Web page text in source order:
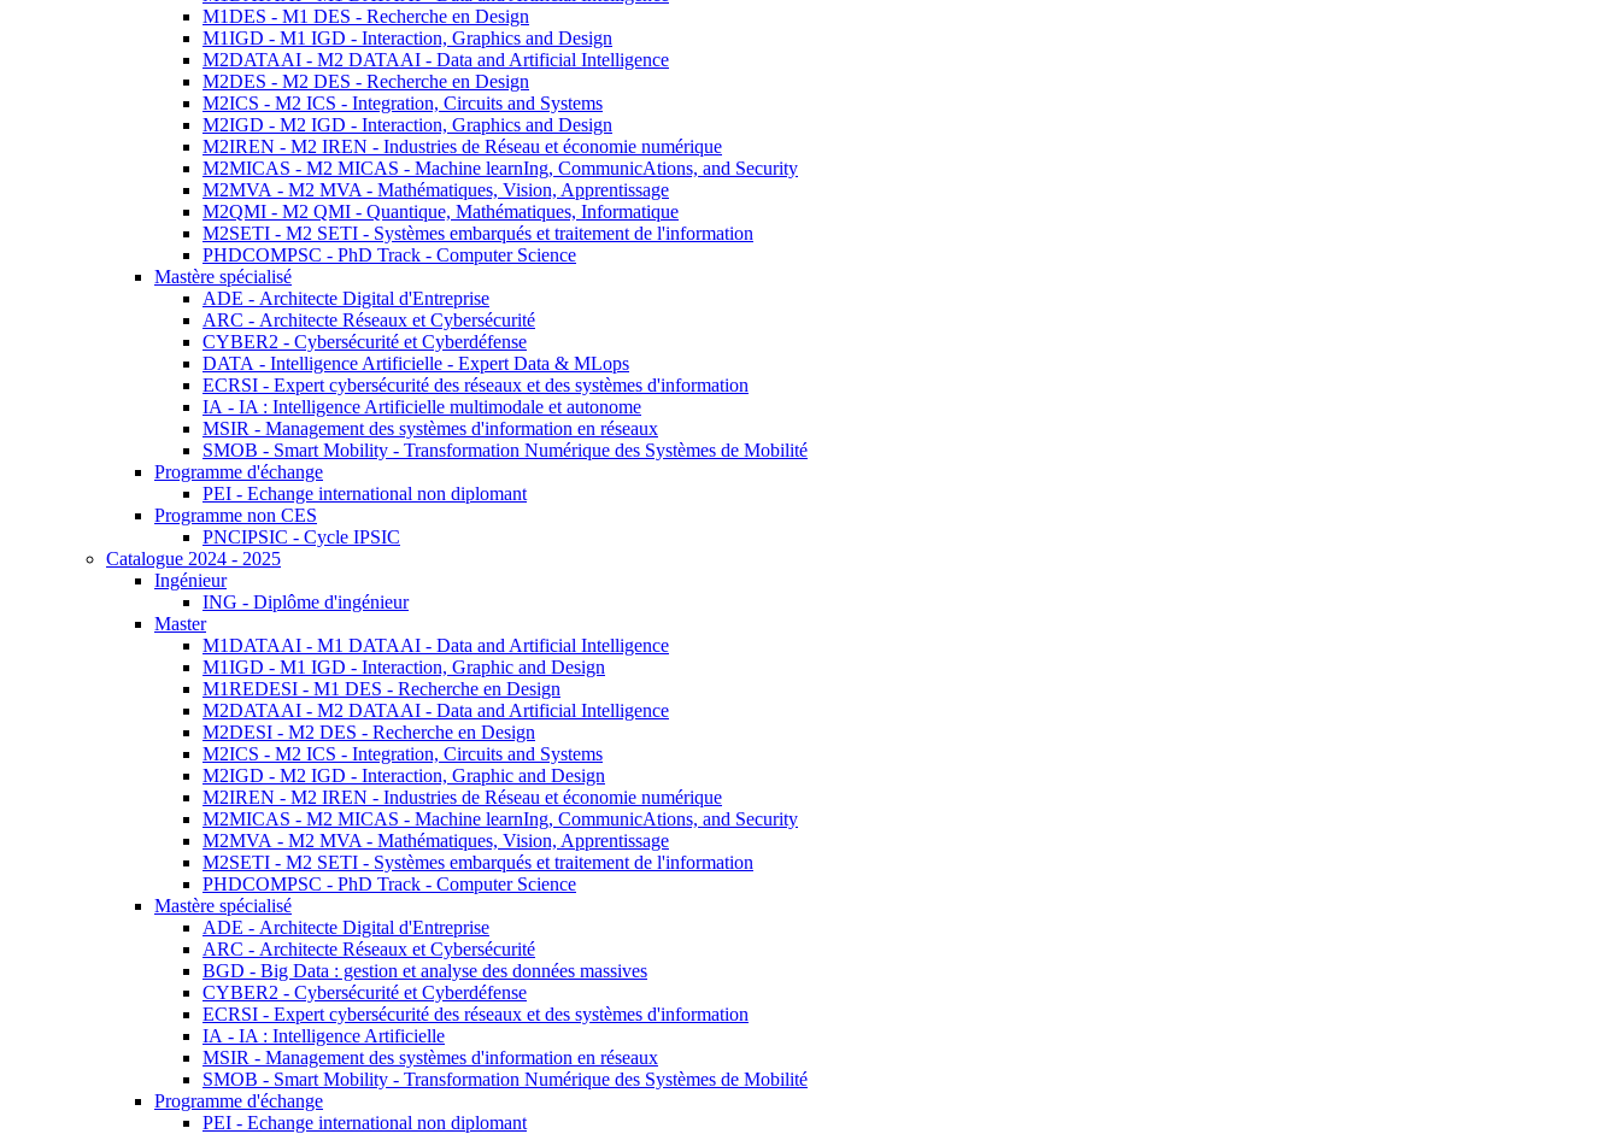
M1DES - M1 DES - Recherche en Design
M1IGD - M1 IGD - Interaction, Graphics and Design
M2DATAAI - M2 DATAAI - Data and Artificial Intelligence
M2DES - M2 DES - Recherche en Design
M2ICS - M2 ICS - Integration, Circuits and Systems
M2IGD - M2 IGD - Interaction, Graphics and Design
M2IREN - M2 IREN - Industries de Réseau et économie numérique
M2MICAS - M2 MICAS - Machine learnIng, CommunicAtions, and Security
M2MVA - M2 MVA - Mathématiques, Vision, Apprentissage
M2QMI - M2 QMI - Quantique, Mathématiques, Informatique
M2SETI - M2 SETI - Systèmes embarqués et traitement de l'information
PHDCOMPSC - PhD Track - Computer Science
Mastère spécialisé
ADE - Architecte Digital d'Entreprise
ARC - Architecte Réseaux et Cybersécurité
CYBER2 - Cybersécurité et Cyberdéfense
DATA - Intelligence Artificielle - Expert Data & MLops
ECRSI - Expert cybersécurité des réseaux et des systèmes d'information
IA - IA : Intelligence Artificielle multimodale et autonome
MSIR - Management des systèmes d'information en réseaux
SMOB - Smart Mobility - Transformation Numérique des Systèmes de Mobilité
Programme d'échange
PEI - Echange international non diplomant
Programme non CES
PNCIPSIC - Cycle IPSIC
Catalogue 2024 - 2025
Ingénieur
ING - Diplôme d'ingénieur
Master
M1DATAAI - M1 DATAAI - Data and Artificial Intelligence
M1IGD - M1 IGD - Interaction, Graphic and Design
M1REDESI - M1 DES - Recherche en Design
M2DATAAI - M2 DATAAI - Data and Artificial Intelligence
M2DESI - M2 DES - Recherche en Design
M2ICS - M2 ICS - Integration, Circuits and Systems
M2IGD - M2 IGD - Interaction, Graphic and Design
M2IREN - M2 IREN - Industries de Réseau et économie numérique
M2MICAS - M2 MICAS - Machine learnIng, CommunicAtions, and Security
M2MVA - M2 MVA - Mathématiques, Vision, Apprentissage
M2SETI - M2 SETI - Systèmes embarqués et traitement de l'information
PHDCOMPSC - PhD Track - Computer Science
Mastère spécialisé
ADE - Architecte Digital d'Entreprise
ARC - Architecte Réseaux et Cybersécurité
BGD - Big Data : gestion et analyse des données massives
CYBER2 - Cybersécurité et Cyberdéfense
ECRSI - Expert cybersécurité des réseaux et des systèmes d'information
IA - IA : Intelligence Artificielle
MSIR - Management des systèmes d'information en réseaux
SMOB - Smart Mobility - Transformation Numérique des Systèmes de Mobilité
Programme d'échange
PEI - Echange international non diplomant